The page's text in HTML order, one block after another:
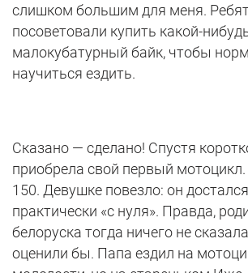
слишком большим для меня.
посоветовали купить какой-
малокубатурный байк, чтобы
научиться ездить.
Сказано — сделано! Спустя
приобрела свой первый
150. Девушке повезло: он
практически «с нуля». Правда,
белоруска тогда ничего не
оценили бы. Папа ездил на